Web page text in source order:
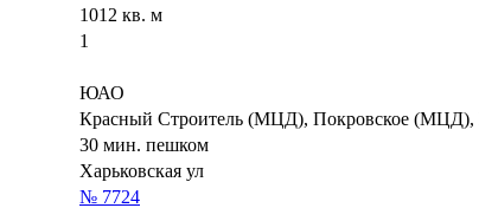
1012 кв. м
1
ЮАО
Красный Строитель (МЦД), Покровское
30 мин. пешком
Харьковская ул
№ 7724